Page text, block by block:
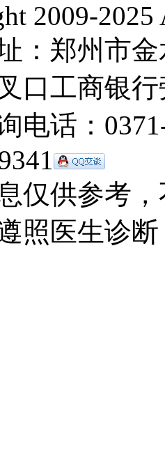
2009-2025
：郑州市
口工商银
电话：
仅供参考
照医生诊断